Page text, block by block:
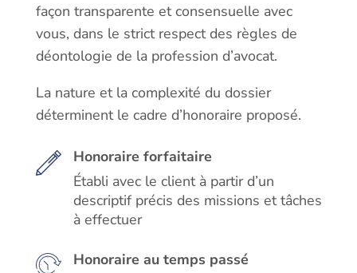
façon transparente et consensuelle avec
vous, dans le strict respect des règles de
déontologie de la profession d’avocat.
La nature et la complexité du dossier
déterminent le cadre d’honoraire proposé.
Honoraire forfaitaire
Établi avec le client à partir d’un
descriptif précis des missions et tâches
à effectuer
Honoraire au temps passé